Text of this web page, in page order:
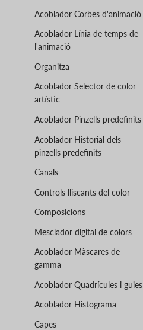
Acoblador Corbes d'animació
Acoblador Línia de temps de
l'animació
Organitza
Acoblador Selector de color
artístic
Acoblador Pinzells predefinits
Acoblador Historial dels
pinzells predefinits
Canals
Controls lliscants del color
Composicions
Mesclador digital de colors
Acoblador Màscares de
gamma
Acoblador Quadrícules i guies
Acoblador Histograma
Capes